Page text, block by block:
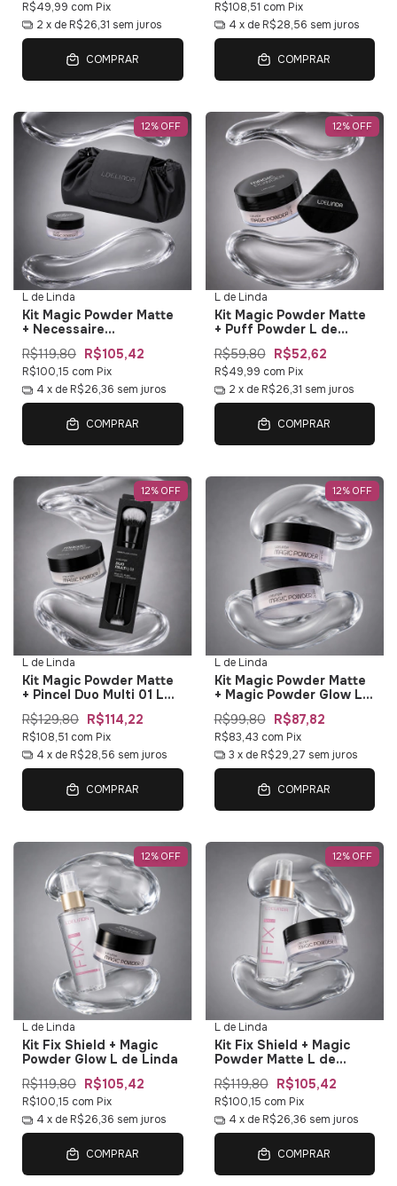
R$49,99 com Pix
2 x de R$26,31 sem juros
COMPRAR
R$108,51 com Pix
4 x de R$28,56 sem juros
COMPRAR
12% OFF
L de Linda
Kit Magic Powder Matte
+ Necessaire
Multifuncional L de
Linda
R$119,80 R$105,42
R$100,15 com Pix
4 x de R$26,36 sem juros
COMPRAR
12% OFF
L de Linda
Kit Magic Powder Matte
+ Puff Powder L de
Linda
R$59,80 R$52,62
R$49,99 com Pix
2 x de R$26,31 sem juros
COMPRAR
12% OFF
L de Linda
Kit Magic Powder Matte
+ Pincel Duo Multi 01 L
de Linda
R$129,80 R$114,22
R$108,51 com Pix
4 x de R$28,56 sem juros
COMPRAR
12% OFF
L de Linda
Kit Magic Powder Matte
+ Magic Powder Glow L
de Linda
R$99,80 R$87,82
R$83,43 com Pix
3 x de R$29,27 sem juros
COMPRAR
12% OFF
L de Linda
Kit Fix Shield + Magic
Powder Glow L de Linda
R$119,80
R$105,42
R$100,15 com Pix
4 x de R$26,36 sem juros
COMPRAR
12% OFF
L de Linda
Kit Fix Shield + Magic
Powder Matte L de
Linda
R$119,80 R$105,42
R$100,15 com Pix
4 x de R$26,36 sem juros
COMPRAR